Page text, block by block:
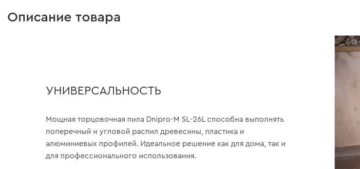
Описание товара
УНИВЕРСАЛЬНОСТЬ
Мощная торцовочная пила Dnipro-M SL-26L способна выполнять
поперечный и угловой распил древесины, пластика и
алюминиевых профилей. Идеальное решение как для дома, так и
для профессионального использования.